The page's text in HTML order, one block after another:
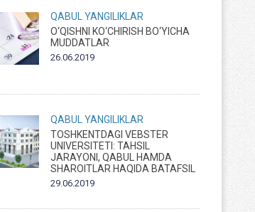
QABUL
YANGILIKLAR
O‘QISHNI KO‘CHIRISH BO‘YICHA
MUDDATLAR
26.06.2019
QABUL
YANGILIKLAR
TOSHKENTDAGI VEBSTER
UNIVERSITETI: TAHSIL
JARAYONI, QABUL HAMDA
SHAROITLAR HAQIDA BATAFSIL
29.06.2019